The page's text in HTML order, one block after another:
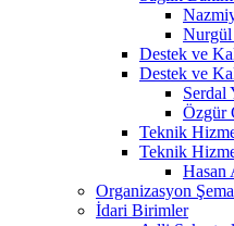
Destek ve
Destek ve
Serdal
Özgür
Teknik
Teknik
Hasan
Organizasyon
İdari Birimler